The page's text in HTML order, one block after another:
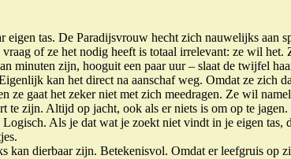
tas. De Paradijsvrouw hecht zich nauwelijks aan
of ze het nodig heeft is totaal irrelevant: ze wil
zijn, hooguit een paar uur – slaat de twijfel
kan het direct na aanschaf weg. Omdat ze zich
gaat het zeker niet met zich meedragen. Ze wil
zijn. Altijd op jacht, ook als er niets is om op te
Als je dat wat je zoekt niet vindt in je eigen
kan dierbaar zijn. Betekenisvol. Omdat er leefgruis op